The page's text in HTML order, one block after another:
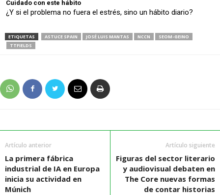
Cuidado con este hábito
¿Y si el problema no fuera el estrés, sino un hábito diario?
ETIQUETAS ASTUCE SPAIN JOSÉ LUIS MANTAS NCCN
SEOM-GEINO
TTFIELDS
Artículo anterior
La primera fábrica
industrial de IA en Europa
inicia su actividad en
Múnich
Artículo siguiente
Figuras del sector literario
y audiovisual debaten en
The Core nuevas formas
de contar historias